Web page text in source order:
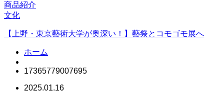
商品紹介
文化
【上野・東京藝術大学が奥深い！】藝祭とコモゴモ展へ
ホーム
17365779007695
2025.01.16